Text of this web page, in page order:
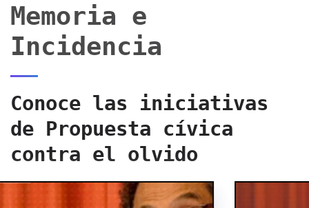
Memoria e
Incidencia
Conoce las iniciativas
de Propuesta cívica
contra el olvido